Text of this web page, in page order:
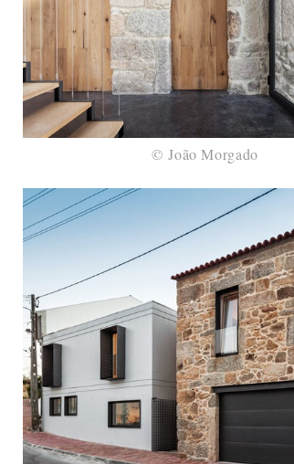
©João Morgado